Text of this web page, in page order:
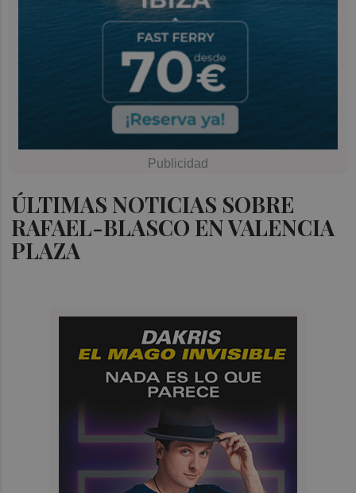
ÚLTIMAS NOTICIAS SOBRE
RAFAEL-BLASCO EN VALENCIA
PLAZA